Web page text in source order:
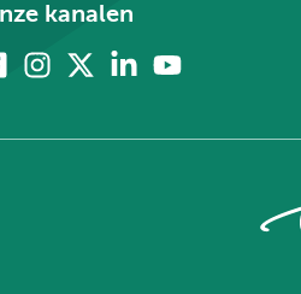
kanalen
FacebookInstagram LinkedinYoutube